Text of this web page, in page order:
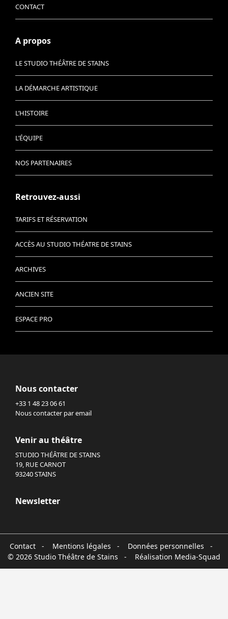
CONTACT
A propos
LE STUDIO THÉÂTRE DE STAINS
LA DÉMARCHE ARTISTIQUE
L’HISTOIRE
L’ÉQUIPE
NOS PARTENAIRES
Retrouvez-aussi
TARIFS ET RÉSERVATION
ACCÈS AU STUDIO THÉATRE DE STAINS
ARCHIVES
ANCIEN SITE
ESPACE PRO
Nous contacter
+33 1 48 23 06 61
Nous contacter par email
Venir au théâtre
STUDIO THÉÂTRE DE STAINS
19, RUE CARNOT
93240 STAINS
Newsletter
Contact- Mentions légales - Données personnelles -
© 2026 Studio Théâtre de Stains - Réalisation Media-Squad